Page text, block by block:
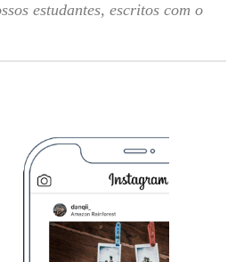
estudantes, escritos com o